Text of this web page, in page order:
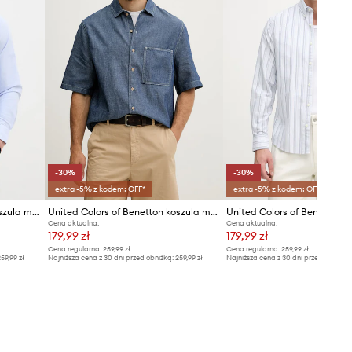
United Colors of Benetton koszula męska bawełniana
zł
-30%
extra -5% z kodem: OFF*
United Colors of Benetton koszula męska z lnu
Cena aktualna:
179,99 zł
Cena regularna:259,99 zł
Najniższa cena z 30 dni przed obniżką:259,99 zł
-30%
extra -5% z kodem: OFF*
Cena aktualna:
179,99 zł
Cena regularna: 259,99 zł
Najniższa cena z 30 dni przed obniżką: